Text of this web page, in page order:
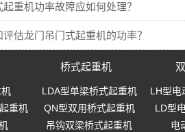
重机功率故障应如何处理？
估龙门吊门式起重机的功率？
重机
桥式起重机
LDA型单梁桥式起重机
QN型双用桥式起重机
吊钩双梁桥式起重机
LH型电
LD型
电